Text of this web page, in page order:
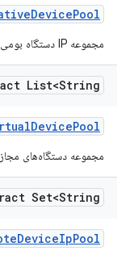
DevicePool
مجموعه IP دستگاه بومی از پیش پیکربندی شده شناخته شده.
List<String>
DevicePool
مجموعه دستگاه‌های
Set<String>
DeviceIpPool